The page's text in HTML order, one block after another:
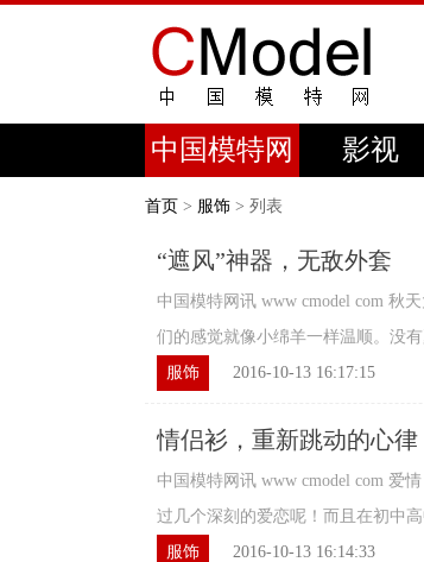
中国模特网 影视
首页 > 服饰 > 列表
“遮风”神器，无敌外套
中国模特网讯 www cmodel com 秋
们的感觉就像小绵羊一样温顺。没
服饰
2016-10-13 16:17:15
情侣衫，重新跳动的心律
中国模特网讯 www cmodel com 爱
过几个深刻的爱恋呢！而且在初中
服饰
2016-10-13 16:14:33